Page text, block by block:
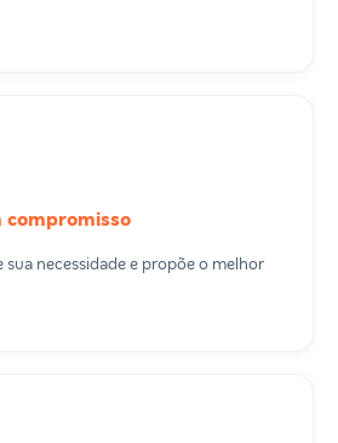
compromisso
necessidade e propõe o melhor